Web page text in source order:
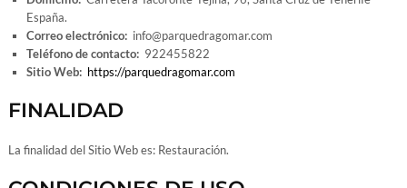
España.
Correo electrónico:info@parquedragomar.com
Teléfono de contacto:922455822
Sitio Web: https://parquedragomar.com
FINALIDAD
La finalidad del Sitio Web es: Restauración.